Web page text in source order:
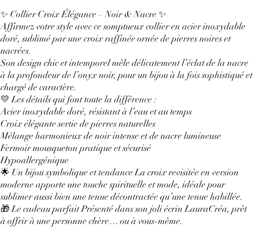
✨ Collier Croix Élégance – Noir & Nacre ✨
Affirmez votre style avec ce somptueux collier en acier inoxydable
doré, sublimé par une croix raffinée ornée de pierres noires et
nacrées.
Son design chic et intemporel mêle délicatement l’éclat de la nacre
à la profondeur de l’onyx noir, pour un bijou à la fois sophistiqué et
chargé de caractère.
💛 Les détails qui font toute la différence :
Acier inoxydable doré, résistant à l’eau et au temps
Croix élégante sertie de pierres naturelles
Mélange harmonieux de noir intense et de nacre lumineuse
Fermoir mousqueton pratique et sécurisé
Hypoallergénique
🌟 Un bijou symbolique et tendance La croix revisitée en version
moderne apporte une touche spirituelle et mode, idéale pour
sublimer aussi bien une tenue décontractée qu’une tenue habillée.
🎁 Le cadeau parfait Présenté dans son joli écrin LauraCréa, prêt
à offrir à une personne chère… ou à vous-même.